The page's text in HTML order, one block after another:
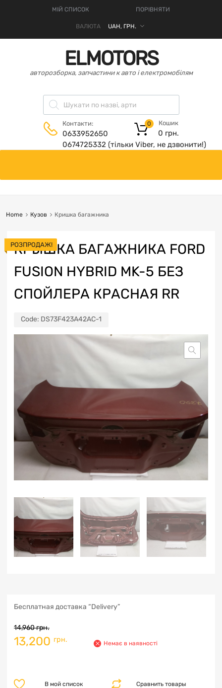
МІЙ СПИСОК ПОРІВНЯТИ
ВАЛЮТА
ELMOTORS
авторозборка, запчастини к авто і електромобілям
Контакти:
0633952650
0674725332 (тільки Viber, не дзвонити!)
Кошик
0 грн.
0
Home Кузов Кришка багажника
КРЫШКА БАГАЖНИКА FORD
FUSION HYBRID MK-5 БЕЗ
СПОЙЛЕРА КРАСНАЯ RR
Code: DS73F423A42AC-1
РОЗПРОДАЖ!
Бесплатная доставка “Delivery”
14,960грн.
13,200 грн. Немає в наявності
Сравнить товары
В мой список